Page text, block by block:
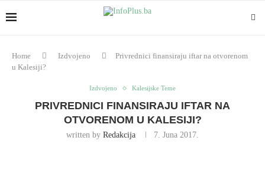
Home Izdvojeno
Privrednici finansiraju iftar na otvorenom
u Kalesiji?
Izdvojeno Kalesijske Teme
PRIVREDNICI FINANSIRAJU IFTAR NA
OTVORENOM U KALESIJI?
written by Redakcija 7. Juna 2017.